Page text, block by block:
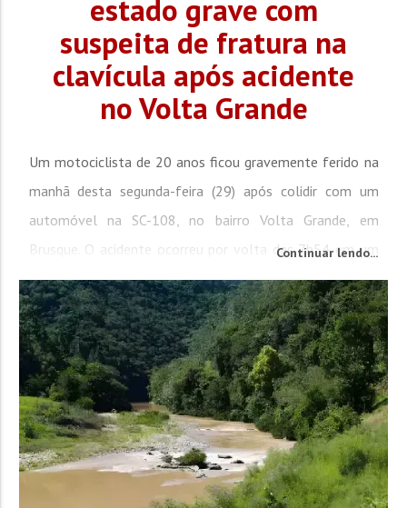
estado grave com
suspeita de fratura na
clavícula após acidente
no Volta Grande
Um motociclista de 20 anos ficou gravemente ferido na
manhã desta segunda-feira (29) após colidir com um
automóvel na SC-108, no bairro Volta Grande, em
Brusque. O acidente ocorreu por volta das 7h54 em um
trecho onde a ultrapassagem é expressamente proibida.
Segundo a Polícia Militar Rodoviária Estadual (PMRv), um
VW Polo seguia no sentido Gaspar–Brusque quando
iniciou uma conversão à esquerda. No mesmo instante, a
motocicleta...
Continuar lendo...